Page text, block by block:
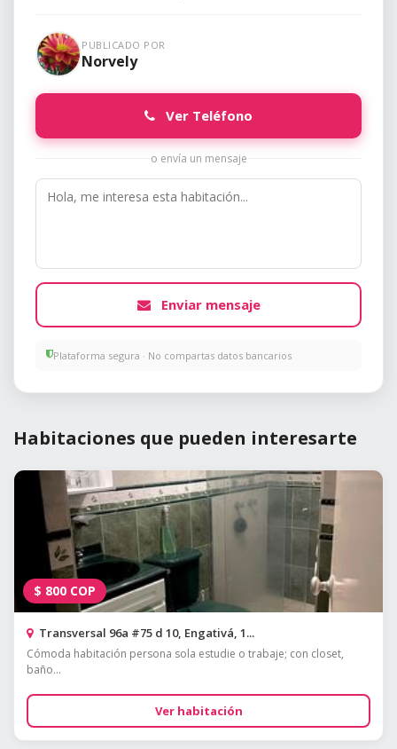
PUBLICADO POR
Norvely
Ver Teléfono
o envía un mensaje
Enviar mensaje
Plataforma segura · No compartas datos bancarios
Habitaciones que pueden interesarte
$ 800 COP
Transversal 96a #75 d 10, Engativá, 1...
Cómoda habitación persona sola estudie o trabaje; con closet,
baño...
Ver habitación